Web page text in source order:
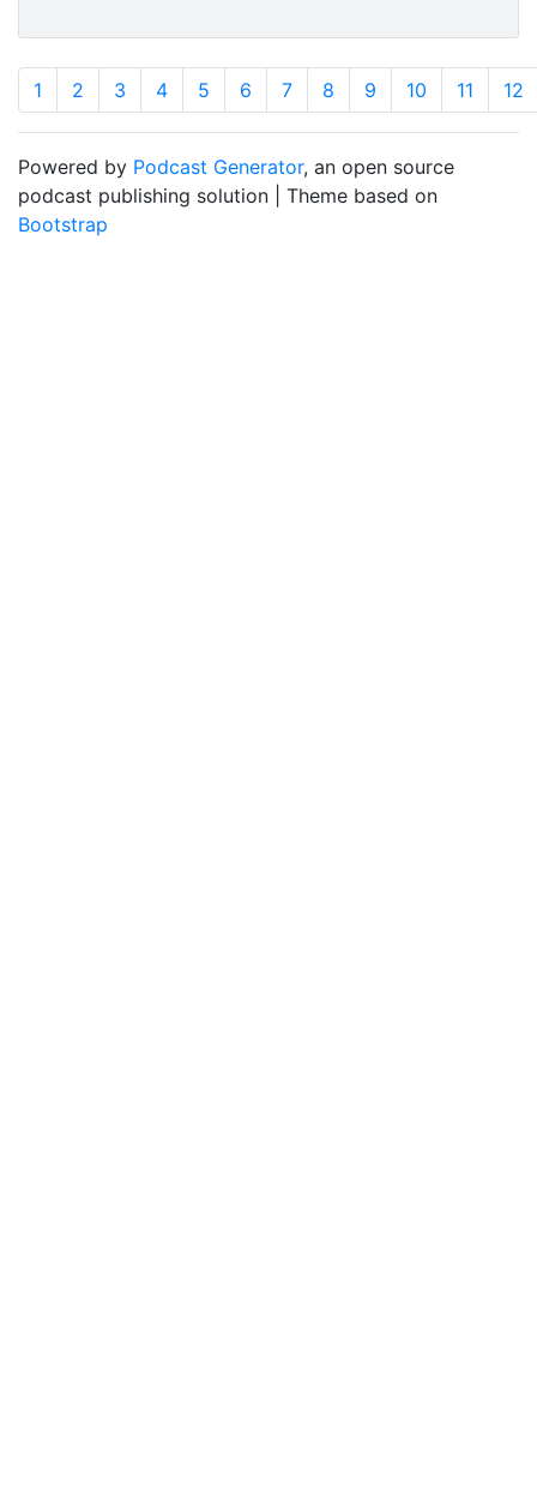
1 2 3 4 5 6 7 8 9 10 11 12
Powered by Podcast Generator, an open source
podcast publishing solution | Theme based on
Bootstrap